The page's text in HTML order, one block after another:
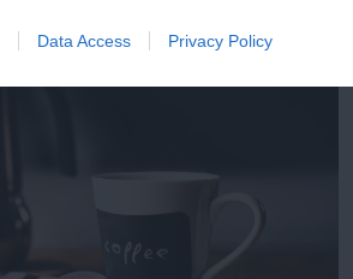
Data Access Privacy Policy